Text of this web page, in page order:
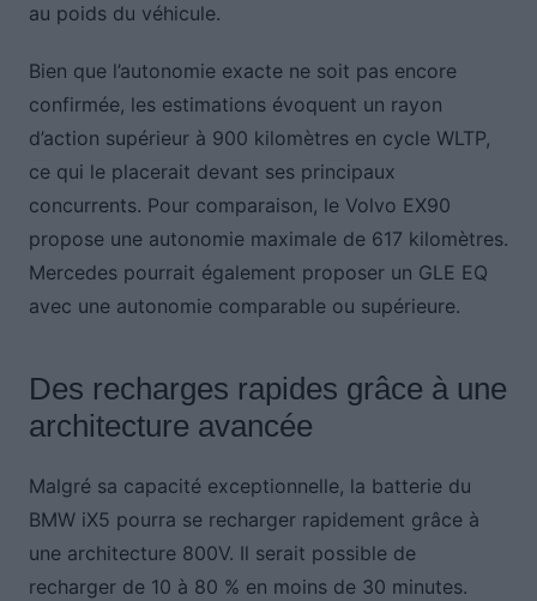
au poids du véhicule.
Bien que l’autonomie exacte ne soit pas encore
confirmée, les estimations évoquent un rayon
d’action supérieur à 900 kilomètres en cycle WLTP,
ce qui le placerait devant ses principaux
concurrents. Pour comparaison, le Volvo EX90
propose une autonomie maximale de 617 kilomètres.
Mercedes pourrait également proposer un GLE EQ
avec une autonomie comparable ou supérieure.
Des recharges rapides grâce à une
architecture avancée
Malgré sa capacité exceptionnelle, la batterie du
BMW iX5 pourra se recharger rapidement grâce à
une architecture 800V. Il serait possible de
recharger de 10 à 80 % en moins de 30 minutes.